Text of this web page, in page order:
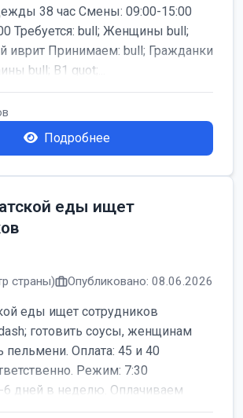
38 час Смены: 09:00-15:00
Требуется: bull; Женщины bull;
иврит Принимаем: bull; Гражданки
bull; B1 quot;...
Подробнее
еды ищет
страны) Опубликовано: 08.06.2026
еды ищет сотрудников
готовить соусы, женщинам
пельмени. Оплата: 45 и 40
Режим: 7:30
6 дней в неделю. Оплачиваем